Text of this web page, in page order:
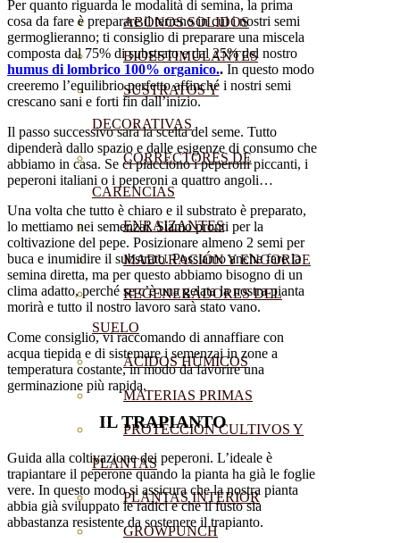
ABONOS SOLIDOS
BIOESTIMULANTES
SUSTRATOS Y
DECORATIVAS
CORRECTORES DE
CARENCIAS
ENRAIZANTES
MADURACIÓN Y ENGORDE
REGENERADORES DEL
SUELO
ÁCIDOS HÚMICOS
MATERIAS PRIMAS
PROTECCIÓN CULTIVOS Y
PLANTAS
PLANTAS INTERIOR
GROWPUNCH
Per quanto riguarda le modalità di semina, la prima
cosa da fare è preparare il terreno in cui i nostri semi
germoglieranno; ti consiglio di preparare una miscela
composta dal 75% di substrato e dal 25% del nostro
humus di lombrico 100% organico.. In questo modo
creeremo l’equilibrio perfetto affinché i nostri semi
crescano sani e forti fin dall’inizio.
Il passo successivo sarà la scelta del seme. Tutto
dipenderà dallo spazio e dalle esigenze di consumo che
abbiamo in casa. Se ci piacciono i peperoni piccanti, i
peperoni italiani o i peperoni a quattro angoli…
Una volta che tutto è chiaro e il substrato è preparato,
lo mettiamo nei semenzai. Siamo pronti per la
coltivazione del pepe. Posizionare almeno 2 semi per
buca e inumidire il substrato. Possiamo anche fare la
semina diretta, ma per questo abbiamo bisogno di un
clima adatto, perché se c’è una gelata la nostra pianta
morirà e tutto il nostro lavoro sarà stato vano.
Come consiglio, vi raccomando di annaffiare con
acqua tiepida e di sistemare i semenzai in zone a
temperatura costante, in modo da favorire una
germinazione più rapida.
IL TRAPIANTO
Guida alla coltivazione dei peperoni. L’ideale è
trapiantare il peperone quando la pianta ha già le foglie
vere. In questo modo si assicura che la nostra pianta
abbia già sviluppato le radici e che il fusto sia
abbastanza resistente da sostenere il trapianto.